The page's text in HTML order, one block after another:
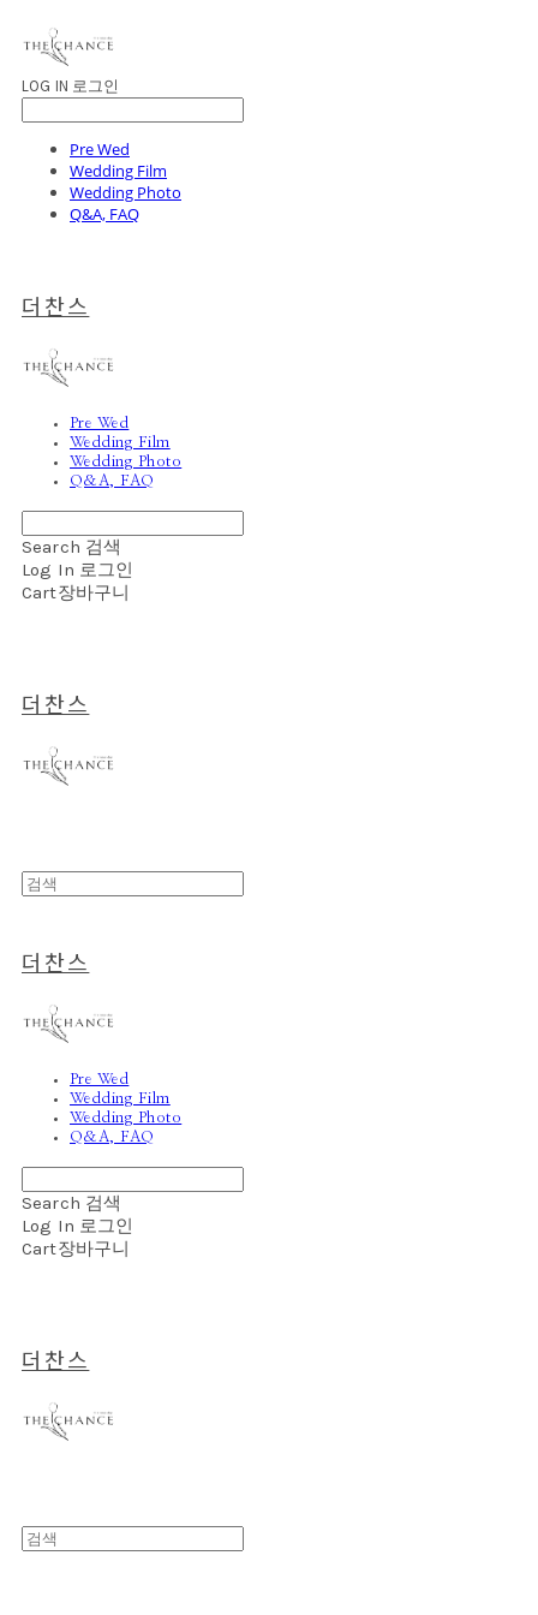
LOG IN 로그인
Pre Wed
Wedding Film
Wedding Photo
Q&A, FAQ
더찬스
Pre Wed
Wedding Film
Wedding Photo
Q&A, FAQ
Search 검색
Log In 로그인
Cart장바구니
더찬스
더찬스
Pre Wed
Wedding Film
Wedding Photo
Q&A, FAQ
Search 검색
Log In 로그인
Cart장바구니
더찬스